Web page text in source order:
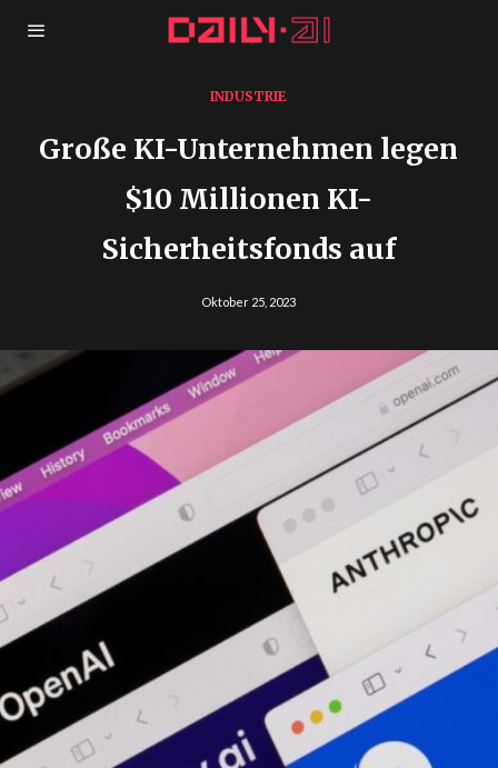
INDUSTRIE
Große KI-Unternehmen legen
$10 Millionen KI-
Sicherheitsfonds auf
Oktober 25, 2023